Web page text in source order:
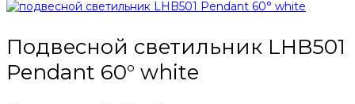
Подвесной светильник LHB501
Pendant 60° white